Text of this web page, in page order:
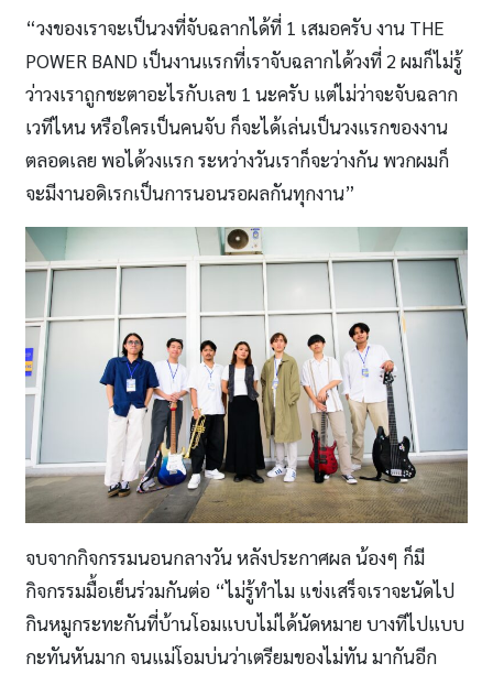
“วงของเราจะเป็นวงที่จับฉลากได้ที่ 1 เสมอครับ งาน THE
POWER BAND เป็นงานแรกที่เราจับฉลากได้วงที่ 2 ผมก็ไม่รู้
ว่าวงเราถูกชะตาอะไรกับเลข 1 นะครับ แต่ไม่ว่าจะจับฉลาก
เวทีไหน หรือใครเป็นคนจับ ก็จะได้เล่นเป็นวงแรกของงาน
ตลอดเลย พอได้วงแรก ระหว่างวันเราก็จะว่างกัน พวกผมก็
จะมีงานอดิเรกเป็นการนอนรอผลกันทุกงาน”
จบจากกิจกรรมนอนกลางวัน หลังประกาศผล น้องๆ ก็มี
กิจกรรมมื้อเย็นร่วมกันต่อ “ไม่รู้ทำไม แข่งเสร็จเราจะนัดไป
กินหมูกระทะกันที่บ้านโอมแบบไม่ได้นัดหมาย บางทีไปแบบ
กะทันหันมาก จนแม่โอมบ่นว่าเตรียมของไม่ทัน มากันอีก